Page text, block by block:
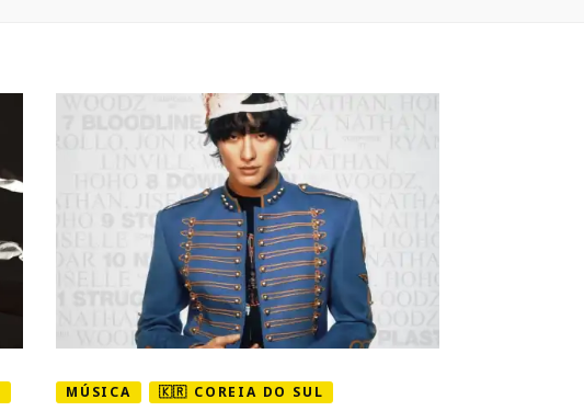
MÚSICA 🇰🇷 COREIA DO SUL